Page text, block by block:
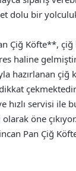
dolu bir
Çiğ Köfte**,
haline
hazırlanan çiğ
hızlı servisi ile
öne
Pan Çiğ